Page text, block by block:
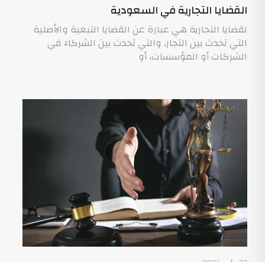
القضايا التجارية في السعودية
لقضايا التجارية هي عبارة عن القضايا التبعية والأصلية
التي تحدث بين التجار، والتي تحدث بين الشركاء في
الشركات أو المؤسسات، أو